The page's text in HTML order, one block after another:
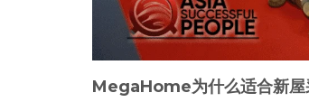
MegaHome为什么适合新屋